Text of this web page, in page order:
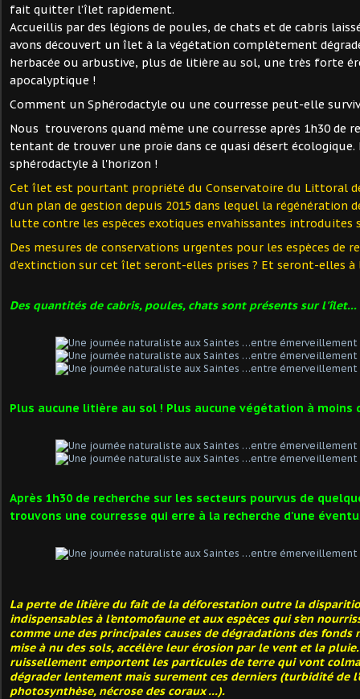
fait quitter l’îlet rapidement.
Accueillis par des légions de poules, de chats et de cabris
avons découvert un îlet à la végétation complètement
herbacée ou arbustive, plus de litière au sol, une très forte
apocalyptique !
Comment un Sphérodactyle ou une courresse peut-elle
Nous trouverons quand même une courresse après 1h30 de
tentant de trouver une proie dans ce quasi désert
sphérodactyle à l'horizon !
Cet îlet est pourtant propriété du Conservatoire du Littoral
d’un plan de gestion depuis 2015 dans lequel la régénération
lutte contre les espèces exotiques envahissantes introduites
Des mesures de conservations urgentes pour les espèces de
d’extinction sur cet îlet seront-elles prises ? Et seront-elles à
Des quantités de cabris, poules, chats sont présents sur l'îlet...
Plus aucune litière au sol ! Plus aucune végétation à moins
Après 1h30 de recherche sur les secteurs pourvus de
trouvons une courresse qui erre à la recherche d'une
La perte de litière du fait de la déforestation outre la
indispensables à l’entomofaune et aux espèces qui s’en
comme une des principales causes de dégradations des fonds
mise à nu des sols, accélère leur érosion par le vent et la pluie.
ruissellement emportent les particules de terre qui vont
dégrader lentement mais surement ces derniers (turbidité de
photosynthèse, nécrose des coraux …).